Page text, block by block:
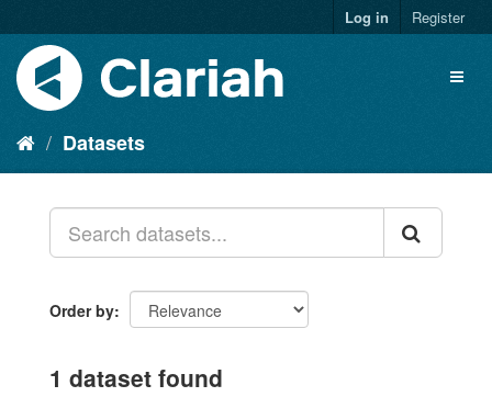
Log in Register
Datasets
Order by
1 dataset found